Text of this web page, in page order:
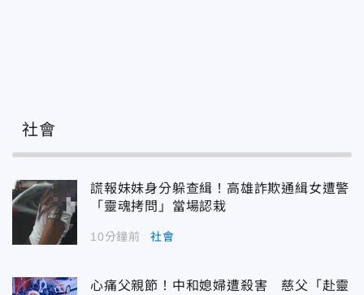
社會
謊報妹妹身分躲查緝！高雄詐欺通緝女遭警
「靈魂拷問」當場認栽
10分鐘前 社會
心痛父親節！中和媳婦遭殺害 慈父「赴靈